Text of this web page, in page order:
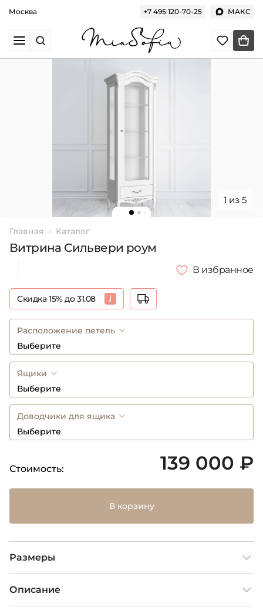
Москва +7 495 120-70-25 МАКС
1 из 5
Главная Каталог
Витрина Сильвери роум
В избранное
Скидка 15% до 31.08
Расположение петель
Выберите
Ящики
Выберите
Доводчики для ящика
Выберите
Стоимость: 139 000 ₽
В корзину
Размеры
Описание